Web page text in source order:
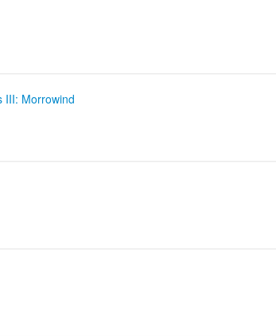
III: Morrowind